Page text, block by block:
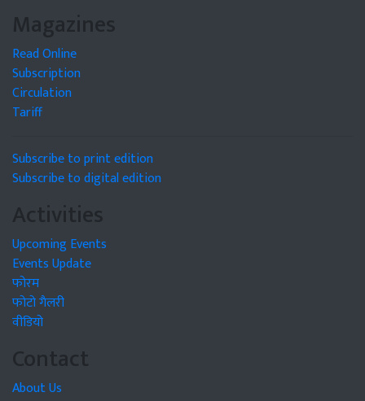
Magazines
Read Online
Subscription
Circulation
Tariff
Subscribe to print edition
Subscribe to digital edition
Activities
Upcoming Events
Events Update
फोरम
फोटो गैलरी
वीडियो
Contact
About Us